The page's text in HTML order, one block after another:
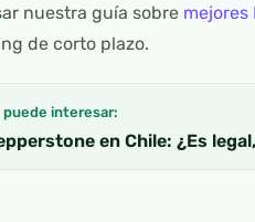
nuestra guía sobre mejores
de corto plazo.
puede interesar:
en Chile: ¿Es